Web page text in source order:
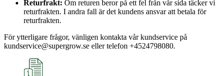
Returfrakt: Om returen beror på ett fel från vår sida täcker vi
returfrakten. I andra fall är det kundens ansvar att betala för
returfrakten.
För ytterligare frågor, vänligen kontakta vår kundservice på
kundservice@supergrow.se eller telefon +4524798080.